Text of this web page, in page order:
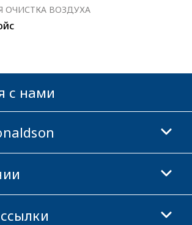
ВОЗДУХА
с нами
Sciences
о компании